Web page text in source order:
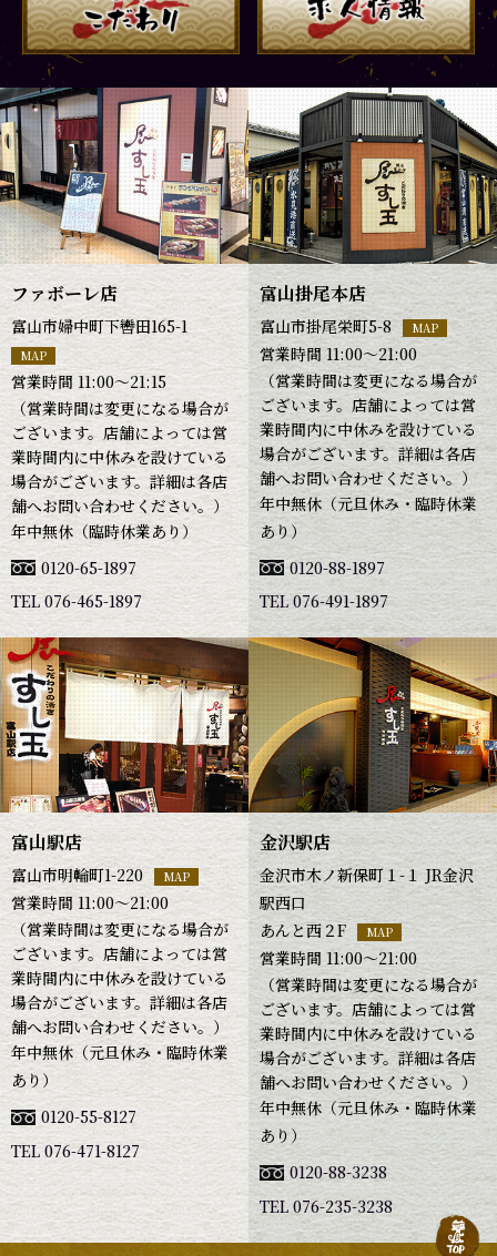
ファボーレ店
富山市婦中町下轡田165-1
MAP
営業時間 11:00～21:15
（営業時間は変更になる場合が
ございます。店舗によっては営
業時間内に中休みを設けている
場合がございます。詳細は各店
舗へお問い合わせください。）
年中無休（臨時休業あり）
0120-65-1897
TEL 076-465-1897
富山掛尾本店
富山市掛尾栄町5-8 MAP
営業時間 11:00～21:00
（営業時間は変更になる場合が
ございます。店舗によっては営
業時間内に中休みを設けている
場合がございます。詳細は各店
舗へお問い合わせください。）
年中無休（元旦休み・臨時休業
あり）
0120-88-1897
TEL 076-491-1897
富山駅店
富山市明輪町1-220 MAP
営業時間 11:00～21:00
（営業時間は変更になる場合が
ございます。店舗によっては営
業時間内に中休みを設けている
場合がございます。詳細は各店
舗へお問い合わせください。）
年中無休（元旦休み・臨時休業
あり）
0120-55-8127
TEL 076-471-8127
金沢駅店
金沢市木ノ新保町１-１ JR金沢
駅西口
あんと西２F
MAP
営業時間 11:00～21:00
（営業時間は変更になる場合が
ございます。店舗によっては営
業時間内に中休みを設けている
場合がございます。詳細は各店
舗へお問い合わせください。）
年中無休（元旦休み・臨時休業
あり）
0120-88-3238
TEL 076-235-3238